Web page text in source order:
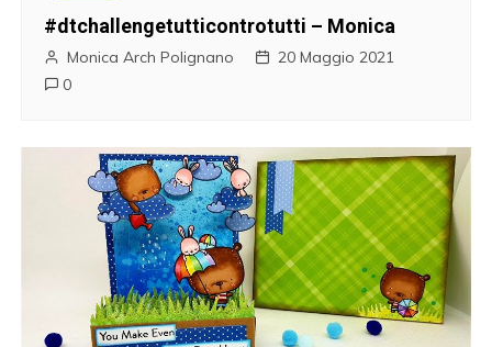
#dtchallengetutticontrotutti – Monica
Monica Arch Polignano
20 Maggio 2021
0